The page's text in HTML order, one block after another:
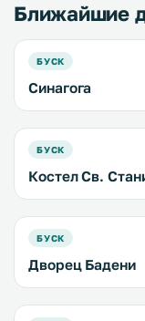
Ближайшие
БУСК
Синагога
БУСК
Костел Св.
БУСК
Дворец Бадени